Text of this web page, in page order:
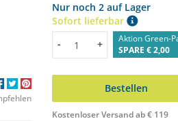
Nur noch 2 auf Lager
Sofort lieferbar
Menge
- +
Aktion Green-
SPARE € 2,00
Bestellen
Kostenloser Versand ab € 119